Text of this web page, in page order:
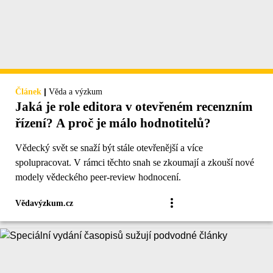
Článek | Věda a výzkum
Jaká je role editora v otevřeném recenzním
řízení? A proč je málo hodnotitelů?
Vědecký svět se snaží být stále otevřenější a více
spolupracovat. V rámci těchto snah se zkoumají a zkouší nové
modely vědeckého peer-review hodnocení.
Vědavýzkum.cz